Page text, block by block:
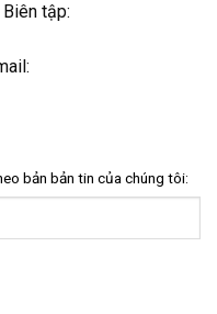
tập:
bản bản tin của chúng tôi: